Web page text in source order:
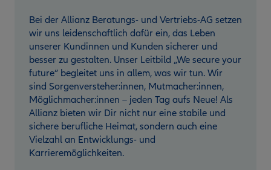
Bei der Allianz Beratungs- und Vertriebs-AG setzen
wir uns leidenschaftlich dafür ein, das Leben
unserer Kundinnen und Kunden sicherer und
besser zu gestalten. Unser Leitbild „We secure your
future“ begleitet uns in allem, was wir tun. Wir
sind Sorgenversteher:innen, Mutmacher:innen,
Möglichmacher:innen – jeden Tag aufs Neue! Als
Allianz bieten wir Dir nicht nur eine stabile und
sichere berufliche Heimat, sondern auch eine
Vielzahl an Entwicklungs- und
Karrieremöglichkeiten.